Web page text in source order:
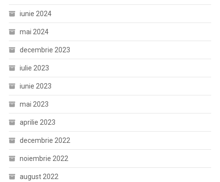
iunie 2024
mai 2024
decembrie 2023
iulie 2023
iunie 2023
mai 2023
aprilie 2023
decembrie 2022
noiembrie 2022
august 2022